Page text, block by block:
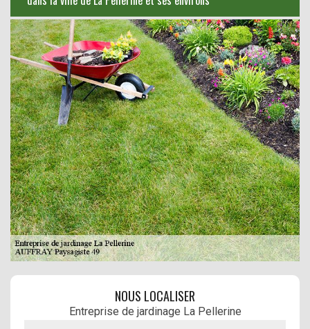
NOUS LOCALISER
Entreprise de jardinage La Pellerine